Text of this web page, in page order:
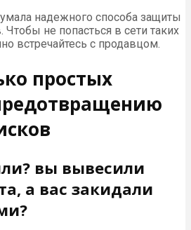
надежного способа защиты
Чтобы не попасться в сети таких
встречайтесь с продавцом.
простых
вы вывесили
а вас закидали